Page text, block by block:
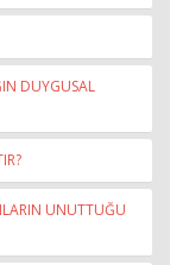
DUYGUSAL
UNUTTUĞU